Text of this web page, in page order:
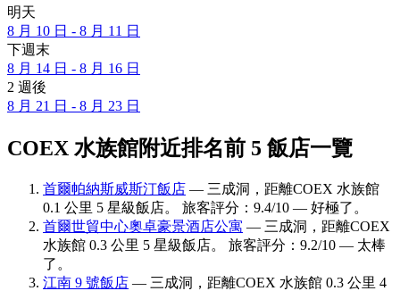
明天
8 月 10 日 - 8 月 11 日
下週末
8 月 14 日 - 8 月 16 日
2 週後
8 月 21 日 - 8 月 23 日
COEX 水族館附近排名前 5 飯店一覽
首爾帕納斯威斯汀飯店 — 三成洞，距離COEX 水族館
0.1 公里 5 星級飯店。 旅客評分：9.4/10 — 好極了。
首爾世貿中心奧卓豪景酒店公寓 — 三成洞，距離COEX
水族館 0.3 公里 5 星級飯店。 旅客評分：9.2/10 — 太棒
了。
江南 9 號飯店 — 三成洞，距離COEX 水族館 0.3 公里 4